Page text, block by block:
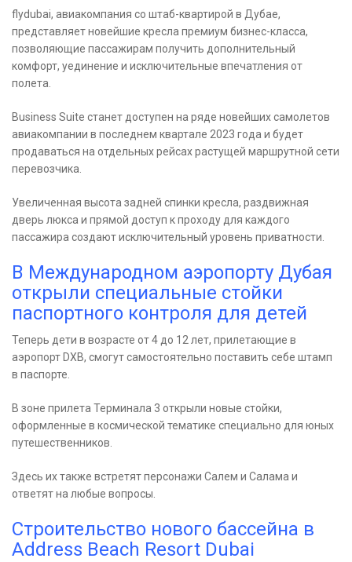
flydubai, авиакомпания со штаб-квартирой в Дубае,
представляет новейшие кресла премиум бизнес-класса,
позволяющие пассажирам получить дополнительный
комфорт, уединение и исключительные впечатления от
полета.
Business Suite станет доступен на ряде новейших самолетов
авиакомпании в последнем квартале 2023 года и будет
продаваться на отдельных рейсах растущей маршрутной сети
перевозчика.
Увеличенная высота задней спинки кресла, раздвижная
дверь люкса и прямой доступ к проходу для каждого
пассажира создают исключительный уровень приватности.
В Международном аэропорту Дубая
открыли специальные стойки
паспортного контроля для детей
Теперь дети в возрасте от 4 до 12 лет, прилетающие в
аэропорт DXB, смогут самостоятельно поставить себе штамп
в паспорте.
В зоне прилета Терминала 3 открыли новые стойки,
оформленные в космической тематике специально для юных
путешественников.
Здесь их также встретят персонажи Салем и Салама и
ответят на любые вопросы.
Строительство нового бассейна в
Address Beach Resort Dubai